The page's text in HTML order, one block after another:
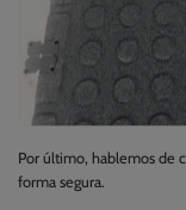
Por último, hablemos de
forma segura.